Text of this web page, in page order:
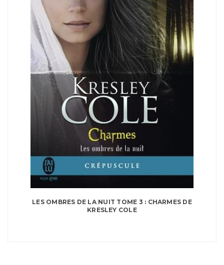
LES OMBRES DE LA NUIT TOME 3 : CHARMES DE
KRESLEY COLE